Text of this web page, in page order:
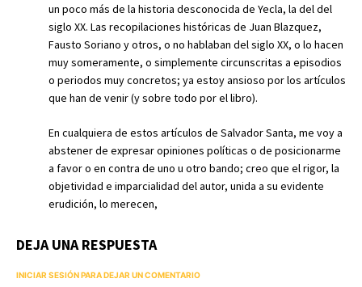
un poco más de la historia desconocida de Yecla, la del del
siglo XX. Las recopilaciones históricas de Juan Blazquez,
Fausto Soriano y otros, o no hablaban del siglo XX, o lo hacen
muy someramente, o simplemente circunscritas a episodios
o periodos muy concretos; ya estoy ansioso por los artículos
que han de venir (y sobre todo por el libro).
En cualquiera de estos artículos de Salvador Santa, me voy a
abstener de expresar opiniones políticas o de posicionarme
a favor o en contra de uno u otro bando; creo que el rigor, la
objetividad e imparcialidad del autor, unida a su evidente
erudición, lo merecen,
DEJA UNA RESPUESTA
INICIAR SESIÓN PARA DEJAR UN COMENTARIO